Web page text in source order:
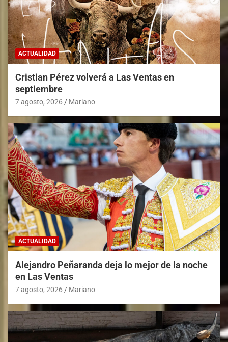
ACTUALIDAD
Cristian Pérez volverá a Las Ventas en
septiembre
7 agosto, 2026 Mariano
ACTUALIDAD
Alejandro Peñaranda deja lo mejor de la noche
en Las Ventas
7 agosto, 2026 Mariano